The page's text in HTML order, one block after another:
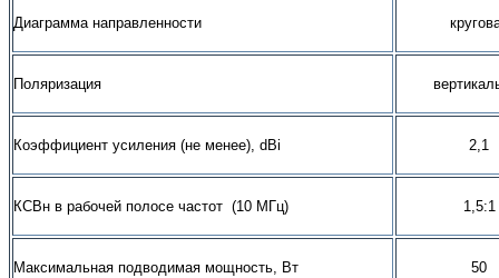
Диаграмма направленности
Поляризация
Коэффициент усиления (не менее), dBi 2,1
КСВн в рабочей полосе частот (10 МГц) 1,5:1
Максимальная подводимая мощность, Вт 50